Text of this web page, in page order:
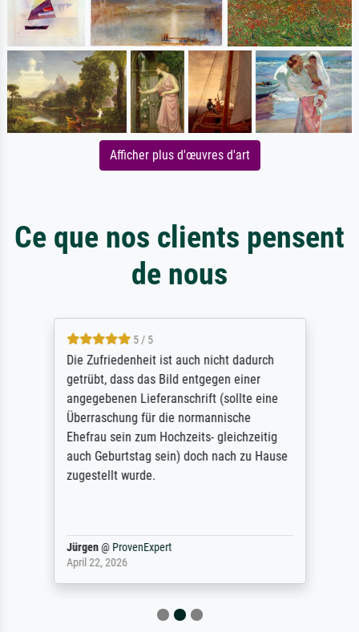
Afficher plus d'œuvres d'art
Ce que nos clients pensent
de nous
5 / 5
Die Zufriedenheit ist auch nicht dadurch
getrübt, dass das Bild entgegen einer
angegebenen Lieferanschrift (sollte eine
Überraschung für die normannische
Ehefrau sein zum Hochzeits- gleichzeitig
auch Geburtstag sein) doch nach zu Hause
zugestellt wurde.
Jürgen@ ProvenExpert
April 22, 2026